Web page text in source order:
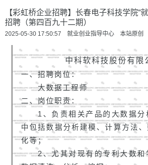
【彩虹桥企业招聘】长春电子科技学院“
招聘（第四百九十二期）
2025-05-30 17:50:57 就业创业指导中心 本站原创
中科软科技股份有限
一、招聘岗位：
大数据工程师
二、岗位职责：
1、负责相关产品的大数据分
中包括数据分析建模、计算方法
化等；
2、尤其对现有的专利大数